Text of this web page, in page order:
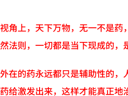
角上，天下万物，无一不是
法则，一切都是当下现成的，
在的药永远都只是辅助性的
给激发出来，这样才能真正地